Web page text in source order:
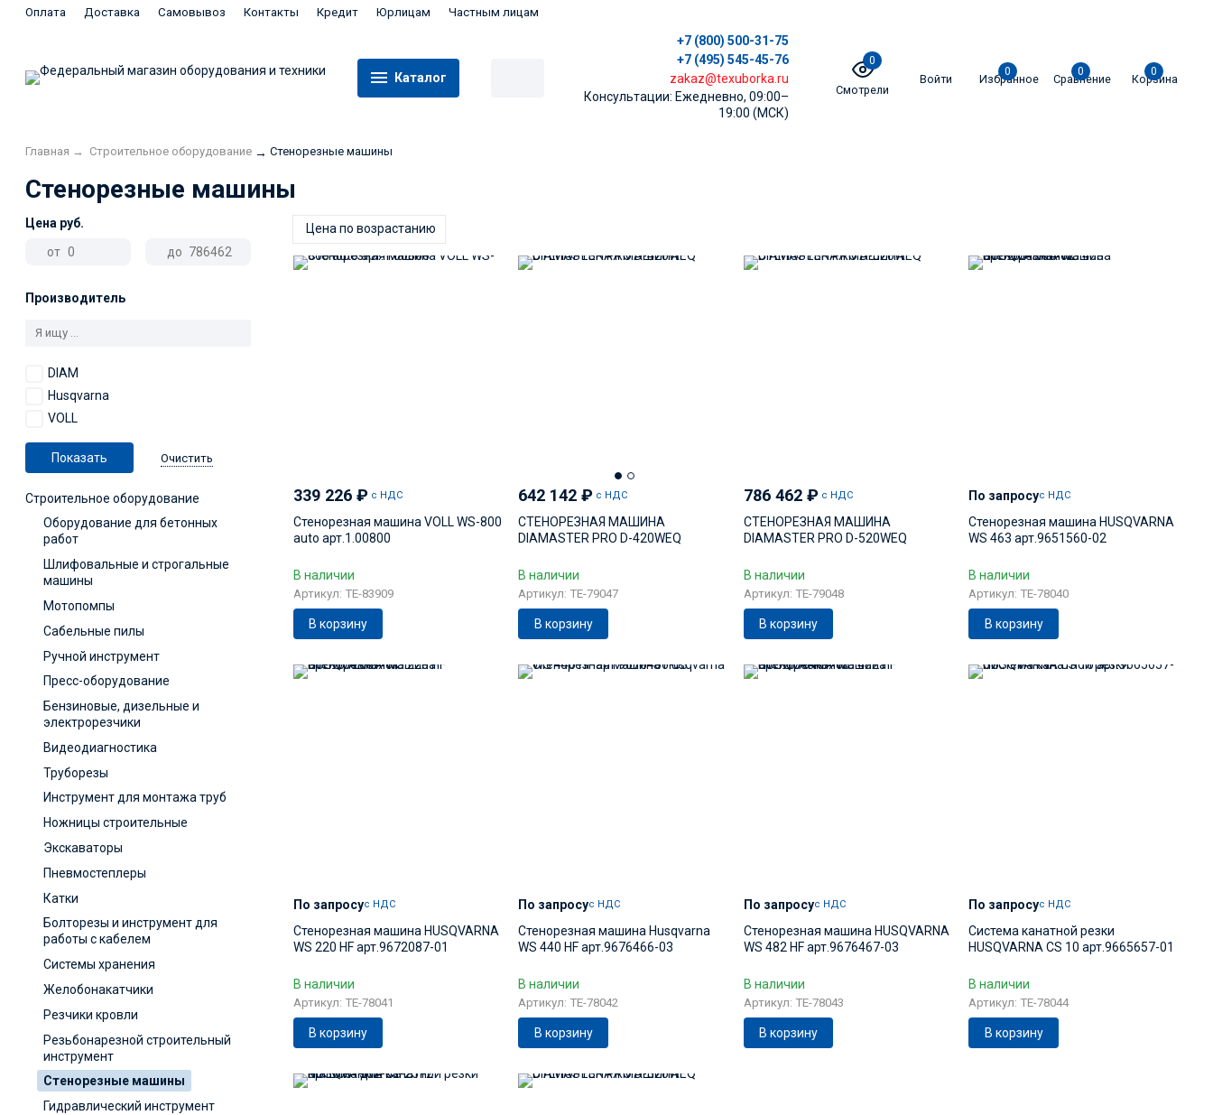
Оплата Доставка Самовывоз Контакты Кредит Юрлицам Частным лицам
Каталог
+7 (800) 500-31-75
+7 (495) 545-45-76
zakaz@texuborka.ru
Консультации: Ежедневно, 09:00–
19:00 (МСК)
0
Смотрели
Войти
0
Избранное
0
Сравнение
0
Корзина
Главная → Строительное оборудование → Стенорезные машины
Стенорезные машины
Цена руб.
от до
Производитель
DIAM
Husqvarna
VOLL
Очистить
Строительное оборудование
Оборудование для бетонных
работ
Шлифовальные и строгальные
машины
Мотопомпы
Сабельные пилы
Ручной инструмент
Пресс-оборудование
Бензиновые, дизельные и
электрорезчики
Видеодиагностика
Труборезы
Инструмент для монтажа труб
Ножницы строительные
Экскаваторы
Пневмостеплеры
Катки
Болторезы и инструмент для
работы с кабелем
Системы хранения
Желобонакатчики
Резчики кровли
Резьбонарезной строительный
инструмент
Стенорезные машины
Гидравлический инструмент
Цена по возрастанию
339 226 ₽ с НДС
Стенорезная машина VOLL WS-800
auto арт.1.00800
В наличии
Артикул: TE-83909
В корзину
642 142₽ с НДС
СТЕНОРЕЗНАЯ МАШИНА
DIAMASTER PRO D-420WEQ
В наличии
Артикул: TE-79047
В корзину
786 462 ₽ с НДС
СТЕНОРЕЗНАЯ МАШИНА
DIAMASTER PRO D-520WEQ
В наличии
Артикул: TE-79048
В корзину
По запросус НДС
Стенорезная машина HUSQVARNA
WS 463 арт.9651560-02
В наличии
Артикул: TE-78040
В корзину
По запросус НДС
Стенорезная машина HUSQVARNA
WS 220 HF арт.9672087-01
В наличии
Артикул: TE-78041
В корзину
По запросус НДС
Стенорезная машина Husqvarna
WS 440 HF арт.9676466-03
В наличии
Артикул: TE-78042
В корзину
По запросус НДС
Стенорезная машина HUSQVARNA
WS 482 HF арт.9676467-03
В наличии
Артикул: TE-78043
В корзину
По запросус НДС
Система канатной резки
HUSQVARNA CS 10 арт.9665657-01
В наличии
Артикул: TE-78044
В корзину